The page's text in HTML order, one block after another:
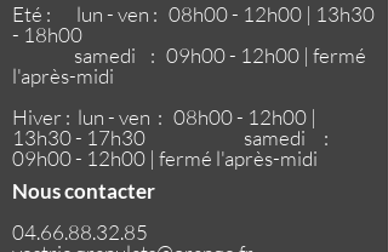
Eté : lun - ven : 08h00 - 12h00 | 13h30
- 18h00
samedi : 09h00 - 12h00 | fermé
l'après-midi
Hiver : lun - ven : 08h00 - 12h00 |
13h30 - 17h30 samedi :
09h00 - 12h00 | fermé l'après-midi
Nous contacter
04.66.88.32.85